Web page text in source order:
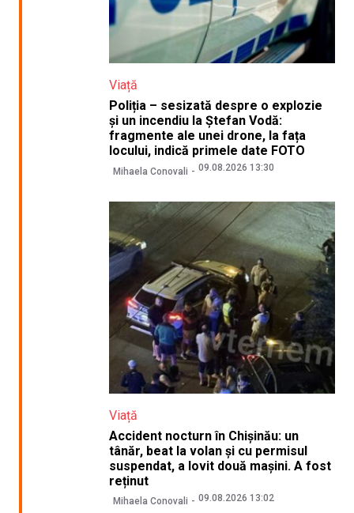
Viață
Poliția – sesizată despre o explozie
și un incendiu la Ștefan Vodă:
fragmente ale unei drone, la fața
locului, indică primele date FOTO
Mihaela Conovali 09.08.2026 13:30
Viață
Accident nocturn în Chișinău: un
tânăr, beat la volan și cu permisul
suspendat, a lovit două mașini. A fost
reținut
Mihaela Conovali 09.08.2026 13:02